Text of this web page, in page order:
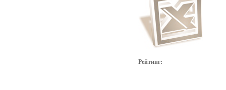
Рейтинг: